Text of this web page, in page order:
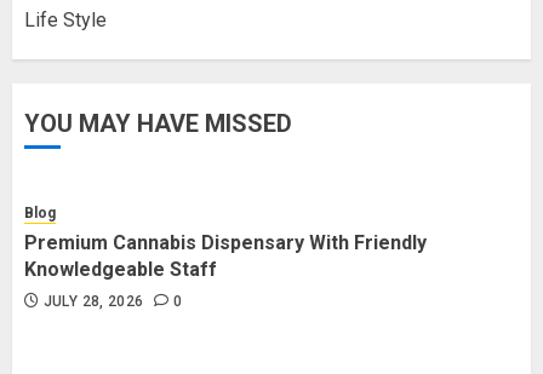
Life Style
YOU MAY HAVE MISSED
Blog
Premium Cannabis Dispensary With Friendly
Knowledgeable Staff
JULY 28, 2026 0